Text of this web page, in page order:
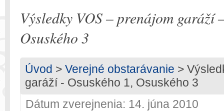
Výsledky VOS – prenájom garáží
Osuského 3
Úvod > Verejné obstarávanie >
garáží - Osuského 1, Osuského 3
Dátum zverejnenia: 14. júna 2010